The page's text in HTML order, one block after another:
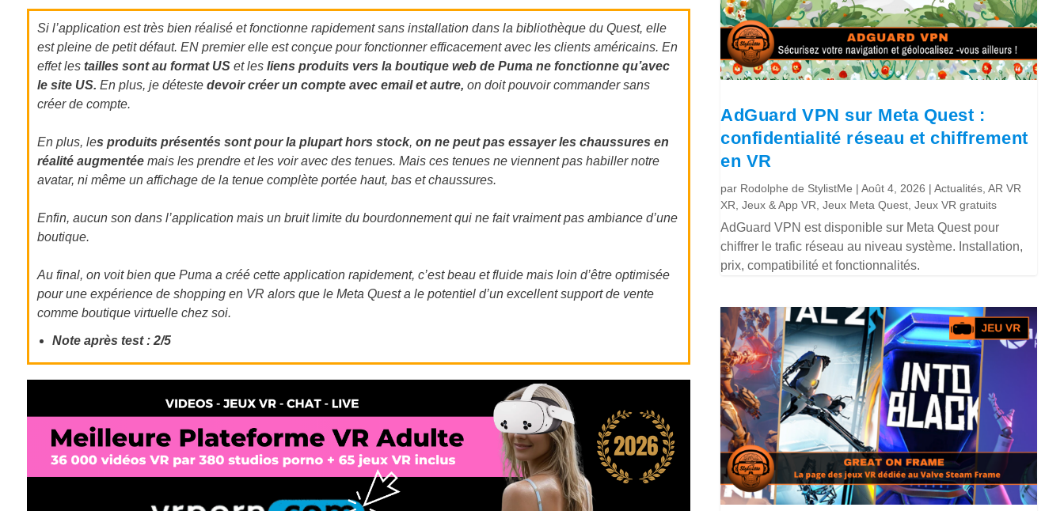
Si l’application est très bien réalisé et fonctionne rapidement sans installation dans la bibliothèque du Quest, elle
est pleine de petit défaut. EN premier elle est conçue pour fonctionner efficacement avec les clients américains. En
effet lestailles sont au format USet lesliens produits vers la boutique web de Puma ne fonctionne qu’avec
le site US. En plus, je déteste devoir créer un compte avec email et autre, on doit pouvoir commander sans
créer de compte.
En plus, les produits présentés sont pour la plupart hors stock, on ne peut pas essayer les chaussures en
réalité augmentéemais les prendre et les voir avec des tenues. Mais ces tenues ne viennent pas habiller notre
avatar, ni même un affichage de la tenue complète portée haut, bas et chaussures.
Enfin, aucun son dans l’application mais un bruit limite du bourdonnement qui ne fait vraiment pas ambiance d’une
boutique.
Au final, on voit bien que Puma a créé cette application rapidement, c’est beau et fluide mais loin d’être optimisée
pour une expérience de shopping en VR alors que le Meta Quest a le potentiel d’un excellent support de vente
comme boutique virtuelle chez soi.
Note après test : 2/5
AdGuard VPN sur Meta Quest :
confidentialité réseau et chiffrement
en VR
par Rodolphe de StylistMe |Août 4, 2026 |Actualités ,AR VR
XR ,Jeux & App VR ,Jeux Meta Quest ,Jeux VR gratuits
AdGuard VPN est disponible sur Meta Quest pour
chiffrer le trafic réseau au niveau système. Installation,
prix, compatibilité et fonctionnalités.